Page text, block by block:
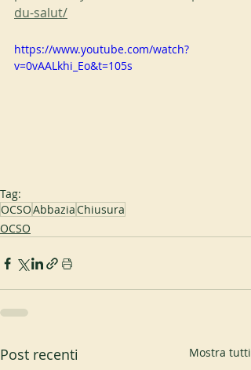
du-salut/
https://www.youtube.com/watch?
v=0vAALkhi_Eo&t=105s
Tag:
OCSOAbbaziaChiusura
OCSO
Post recenti Mostra tutti